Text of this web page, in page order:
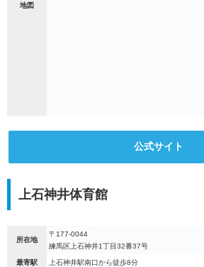
地図
公式サイト
上石神井体育館
所在地
〒177-0044
練馬区上石神井1丁目32番37号
最寄駅 上石神井駅南口から徒歩8分